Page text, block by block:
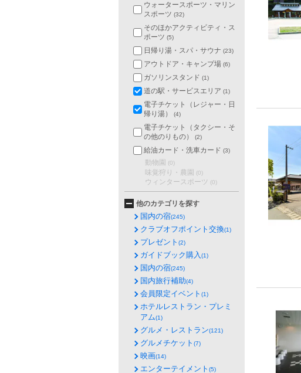
ウォータースポーツ・マリン
スポーツ (32)
そのほかアクティビティ・ス
ポーツ (5)
日帰り湯・スパ・サウナ (23)
アウトドア・キャンプ場 (6)
ガソリンスタンド (1)
道の駅・サービスエリア (1)
電子チケット（レジャー・日
帰り湯）
(4)
電子チケット（タクシー・そ
の他のりもの）
(2)
給油カード・洗車カード (3)
動物園 (0)
味覚狩り・農園 (0)
ウィンタースポーツ (0)
他のカテゴリを探す
国内の宿(245)
クラブオフポイント交換(1)
プレゼント (2)
ガイドブック購入(1)
国内の宿(245)
国内旅行補助(4)
会員限定イベント (1)
ホテルレストラン・プレミ
アム(1)
グルメ・レストラン(121)
グルメチケット (7)
映画(14)
エンターテイメント (5)